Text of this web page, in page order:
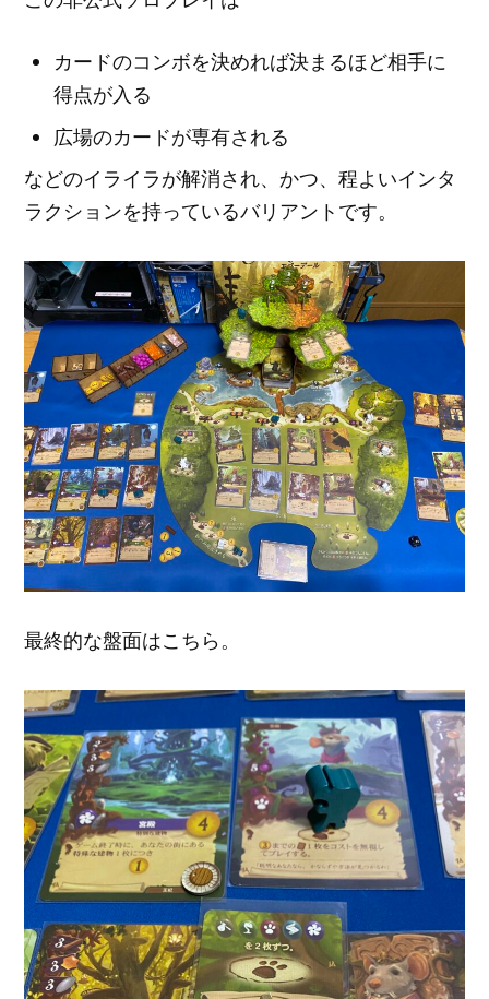
カードのコンボを決めれば決まるほど相手に
得点が入る
広場のカードが専有される
などのイライラが解消され、かつ、程よいインタ
ラクションを持っているバリアントです。
最終的な盤面はこちら。